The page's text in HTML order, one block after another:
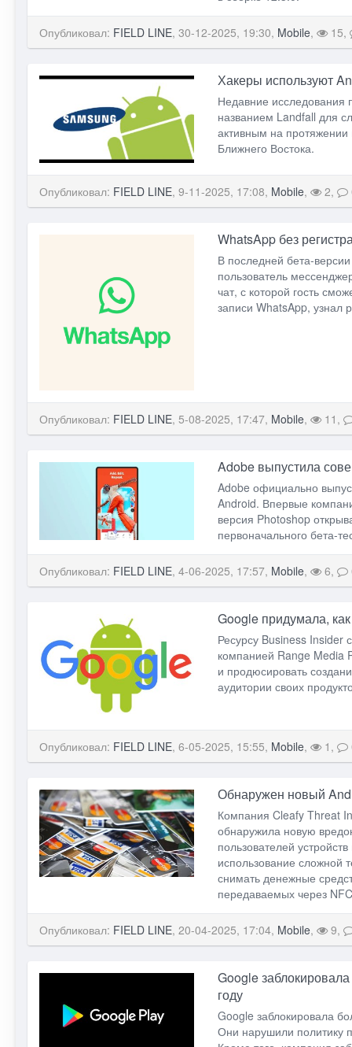
Опубликовал: FIELD LINE, 30-12-2025, 19:30, Mobile, 15,
Хакеры используют
Недавние исследования
названием Landfall для
активным на
Ближнего Востока.
Опубликовал: FIELD LINE, 9-11-2025, 17:08, Mobile, 2,
WhatsApp без
В последней бета-
пользователь
чат, с которой гость
записи WhatsApp, узнал
Опубликовал: FIELD LINE, 5-08-2025, 17:47, Mobile, 11,
Adobe выпустила
Adobe официально
Android. Впервые
версия Photoshop
первоначального бета-
Опубликовал: FIELD LINE, 4-06-2025, 17:57, Mobile, 6,
Google придумала,
Ресурсу Business Insider
компанией Range Media
и продюсировать
аудитории своих
Опубликовал: FIELD LINE, 6-05-2025, 15:55, Mobile, 1,
Обнаружен новый
Компания Cleafy Threat
обнаружила новую
пользователей
использование сложной
снимать денежные
передаваемых через
Опубликовал: FIELD LINE, 20-04-2025, 17:04, Mobile, 9,
Google
году
Google заблокировала
Они нарушили политику